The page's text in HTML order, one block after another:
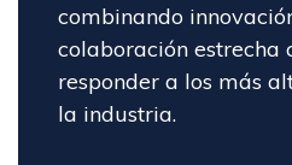
combinando
colaboración estrecha
responder a los más
la industria.